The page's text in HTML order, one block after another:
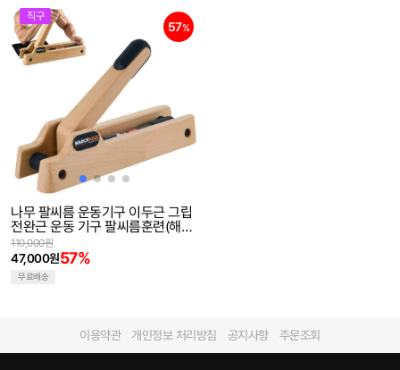
직구
57%
나무 팔씨름 운동기구 이두근 그립
전완근 운동 기구 팔씨름훈련(해외
직구)
47,000원57%
110,000원
무료배송
이용약관 개인정보 처리방침 공지사항 주문조회